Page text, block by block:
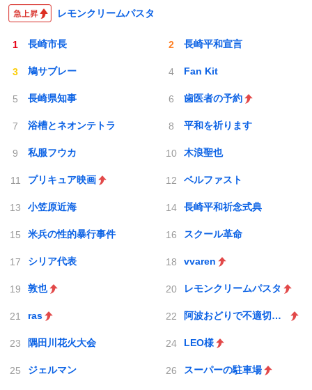
レモンクリームパスタ
長崎市長 長崎平和宣言
鳩サブレー Fan Kit
長崎県知事 歯医者の予約
浴槽とネオンテトラ 平和を祈ります
私服フウカ 木浪聖也
プリキュア映画 ベルファスト
小笠原近海 長崎平和祈念式典
米兵の性的暴行事件 スクール革命
シリア代表 vvaren
敦也 レモンクリームパスタ
ras 阿波おどりで不適切な動画
隅田川花火大会 LEO様
ジェルマン スーパーの駐車場